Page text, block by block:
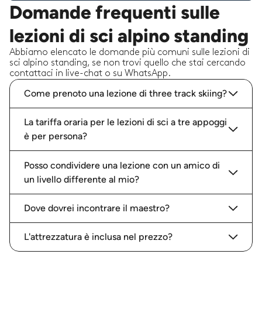
Domande frequenti sulle
lezioni di sci alpino standing
Abbiamo elencato le domande più comuni sulle lezioni di
sci alpino standing, se non trovi quello che stai cercando
contattaci in live-chat o su WhatsApp.
Come prenoto una lezione di three track skiing?
La tariffa oraria per le lezioni di sci a tre appoggi
è per persona?
Posso condividere una lezione con un amico di
un livello differente al mio?
Dove dovrei incontrare il maestro?
L'attrezzatura è inclusa nel prezzo?